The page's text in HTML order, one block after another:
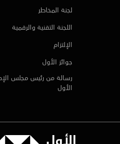
لجنة المخاطر
اللجنة التقنية والرقمية
الإلتزام
جوائز الأول
رسالة من رئيس مجلس
الأول